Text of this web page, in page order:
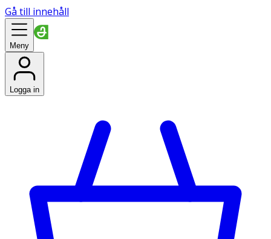
Gå till innehåll
Meny
Logga in